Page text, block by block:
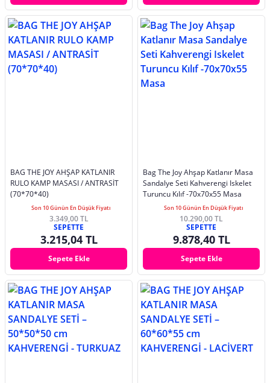
BAG THE JOY AHŞAP KATLANIR
RULO KAMP MASASI / ANTRASİT
(70*70*40)
Son 10 Günün En Düşük Fiyatı
3.349,00 TL
SEPETTE
3.215,04 TL
Sepete Ekle
Bag The Joy Ahşap Katlanır Masa
Sandalye Seti Kahverengi Iskelet
Turuncu Kılıf -70x70x55 Masa
Son 10 Günün En Düşük Fiyatı
10.290,00 TL
SEPETTE
9.878,40 TL
Sepete Ekle